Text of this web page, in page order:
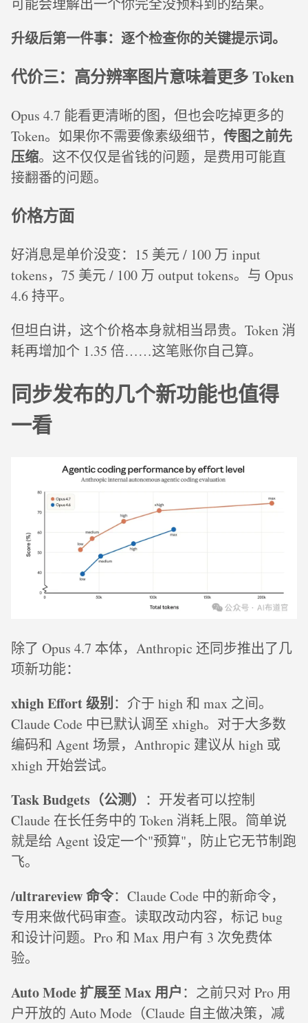
可能会理解出一个你完全没预料到的结果。
升级后第一件事：逐个检查你的关键提示词。
代价三：高分辨率图片意味着更多 Token
Opus 4.7 能看更清晰的图，但也会吃掉更多的
Token。如果你不需要像素级细节， 传图之前先
压缩。这不仅仅是省钱的问题，是费用可能直
接翻番的问题。
价格方面
好消息是单价没变：15 美元 / 100 万 input
tokens，75 美元 / 100 万 output tokens。与 Opus
4.6 持平。
但坦白讲，这个价格本身就相当昂贵。Token 消
耗再增加个 1.35 倍……这笔账你自己算。
同步发布的几个新功能也值得
一看
除了 Opus 4.7 本体，Anthropic 还同步推出了几
项新功能：
xhigh Effort 级别：介于 high 和 max 之间。
Claude Code 中已默认调至 xhigh。对于大多数
编码和 Agent 场景，Anthropic 建议从 high 或
xhigh 开始尝试。
Task Budgets（公测） ：开发者可以控制
Claude 在长任务中的 Token 消耗上限。简单说
就是给 Agent 设定一个"预算"，防止它无节制跑
飞。
/ultrareview 命令：Claude Code 中的新命令，
专用来做代码审查。读取改动内容，标记 bug
和设计问题。Pro 和 Max 用户有 3 次免费体
验。
Auto Mode 扩展至 Max 用户：之前只对 Pro 用
户开放的 Auto Mode（Claude 自主做决策，减